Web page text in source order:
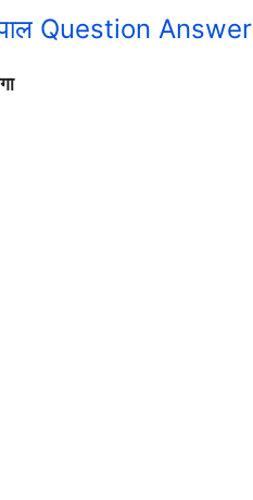
Question Answer